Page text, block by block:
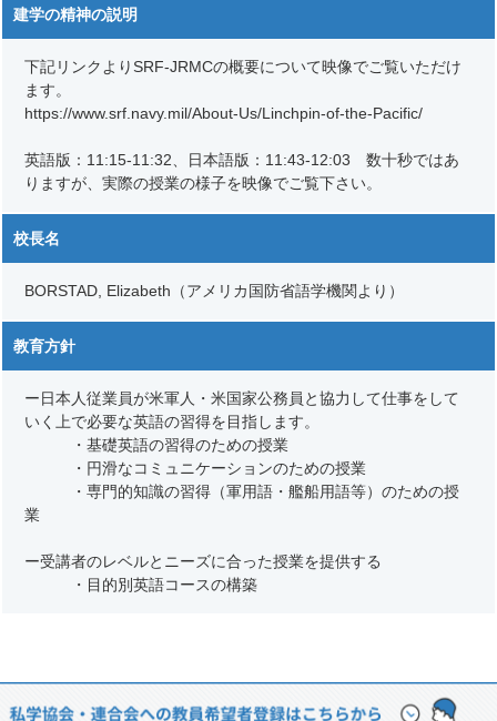
建学の精神の説明
下記リンクよりSRF-JRMCの概要について映像でご覧いただけ
ます。
https://www.srf.navy.mil/About-Us/Linchpin-of-the-Pacific/
英語版：11:15-11:32、日本語版：11:43-12:03 数十秒ではあ
りますが、実際の授業の様子を映像でご覧下さい。
校長名
BORSTAD, Elizabeth（アメリカ国防省語学機関より）
教育方針
ー日本人従業員が米軍人・米国家公務員と協力して仕事をして
いく上で必要な英語の習得を目指します。
・基礎英語の習得のための授業
・円滑なコミュニケーションのための授業
・専門的知識の習得（軍用語・艦船用語等）のための授
業
ー受講者のレベルとニーズに合った授業を提供する
・目的別英語コースの構築